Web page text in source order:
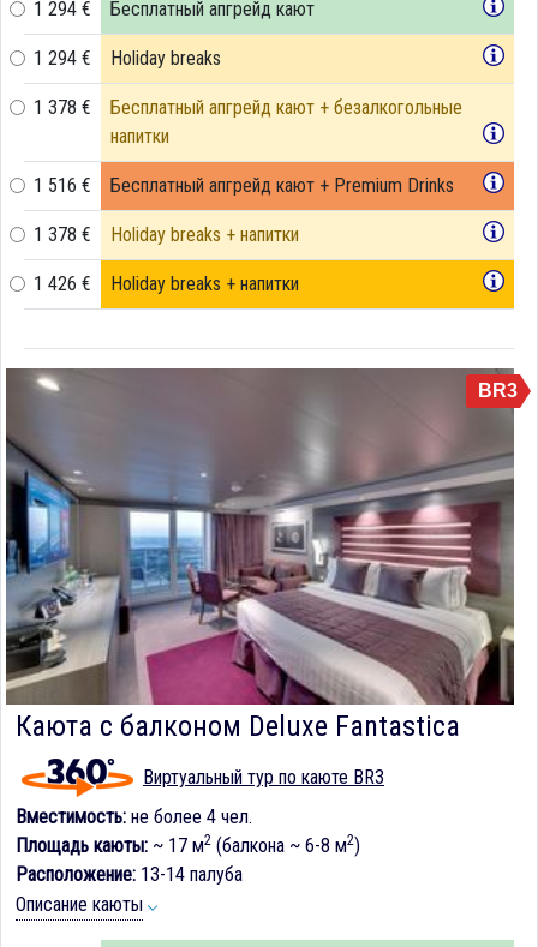
1 294 € Бесплатный апгрейд кают
1 294 € Holiday breaks
1 378 €
Бесплатный апгрейд кают + безалкогольные
напитки
1 516 € Бесплатный апгрейд кают + Premium Drinks
1 378 € Holiday breaks + напитки
1 426 € Holiday breaks + напитки
BR3
Каюта с балконом Deluxe Fantastica
Виртуальный тур по каюте BR3
Вместимость: не более 4 чел.
Площадь каюты: ~ 17 м2 (балкона ~ 6-8 м2)
Расположение: 13-14 палуба
Описание каюты